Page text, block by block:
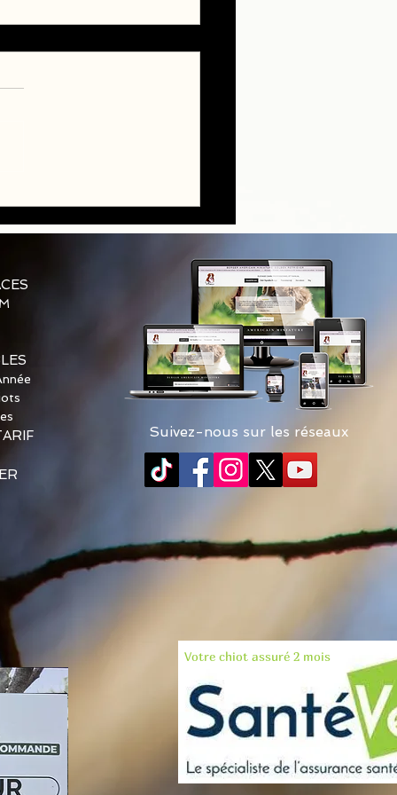
Suivez-nous sur les réseaux
Votre chiot assuré 2 mois